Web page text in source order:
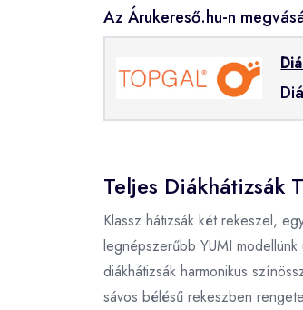
Az Árukereső.hu-n
Teljes Diákhátizsák
Klassz hátizsák két rekeszel,
legnépszerűbb YUMI
diákhátizsák harmonikus
sávos bélésű rekeszben